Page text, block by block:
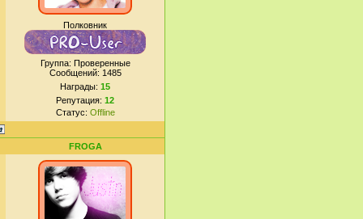
Полковник
Группа: Проверенные
Сообщений: 1485
Награды: 15
Репутация: 12
Статус: Offline
FROGA